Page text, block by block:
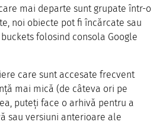
mai departe sunt grupate într-o
noi obiecte pot fi încărcate sau
folosind consola Google
care sunt accesate frecvent
mai mică (de câteva ori pe
puteți face o arhivă pentru a
sau versiuni anterioare ale